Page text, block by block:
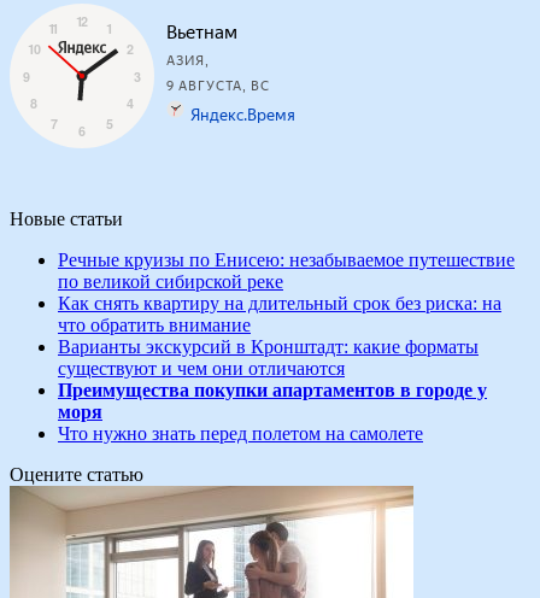
Новые статьи
Речные круизы по Енисею: незабываемое путешествие
по великой сибирской реке
Как снять квартиру на длительный срок без риска: на
что обратить внимание
Варианты экскурсий в Кронштадт: какие форматы
существуют и чем они отличаются
Преимущества покупки апартаментов в городе у
моря
Что нужно знать перед полетом на самолете
Оцените статью